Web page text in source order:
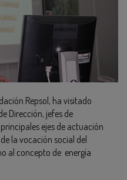
Repsol, ha visitado
Dirección, jefes de
ejes de actuación
la vocación social del
al concepto de energía